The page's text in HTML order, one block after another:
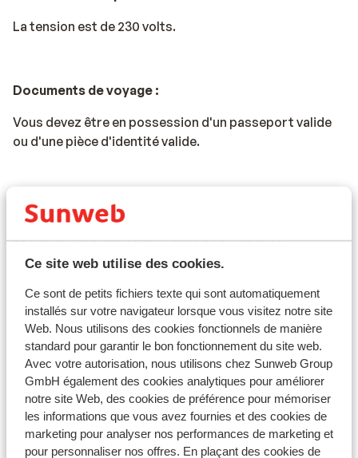
Ce site web utilise des cookies.
Ce sont de petits fichiers texte qui sont automatiquement
installés sur votre navigateur lorsque vous visitez notre site
Web. Nous utilisons des cookies fonctionnels de manière
standard pour garantir le bon fonctionnement du site web.
Avec votre autorisation, nous utilisons chez Sunweb Group
GmbH également des cookies analytiques pour améliorer
notre site Web, des cookies de préférence pour mémoriser
les informations que vous avez fournies et des cookies de
marketing pour analyser nos performances de marketing et
pour personnaliser nos offres. En plaçant des cookies de
La tension est de 230 volts.
Documents de voyage :
Vous devez être en possession d'un passeport valide
ou d'une pièce d'identité valide.
Numéro d'urgence :
Le numéro d'urgence en France pour la police,
l'ambulance et les pompiers est le 112.
Voyage en voiture en France :
* La vitesse maximale sur les autoroutes est de 130
km/h. La vitesse maximale pour les conducteurs
titulaires d'un permis de conduire depuis moins de 2
ans est de 110 km/h.
* Il y a des péages sur la plupart des autoroutes